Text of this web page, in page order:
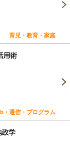
育児・教育・家庭
用術
・通信・プログラム
政学